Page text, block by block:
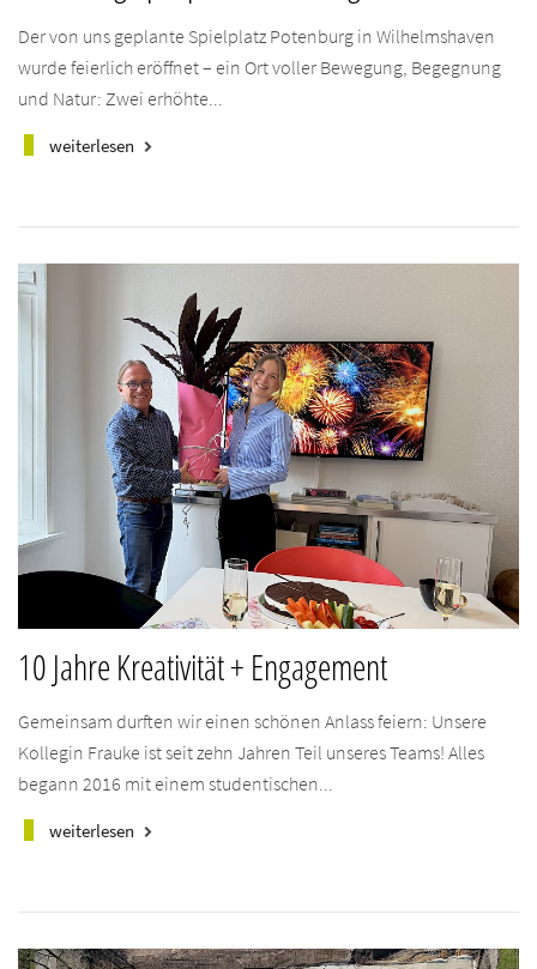
Der von uns geplante Spielplatz Potenburg in Wilhelmshaven
wurde feierlich eröffnet – ein Ort voller Bewegung, Begegnung
und Natur: Zwei erhöhte...
weiterlesen keyboard_arrow_right
10 Jahre Kreativität + Engagement
Gemeinsam durften wir einen schönen Anlass feiern: Unsere
Kollegin Frauke ist seit zehn Jahren Teil unseres Teams! Alles
begann 2016 mit einem studentischen...
weiterlesen keyboard_arrow_right